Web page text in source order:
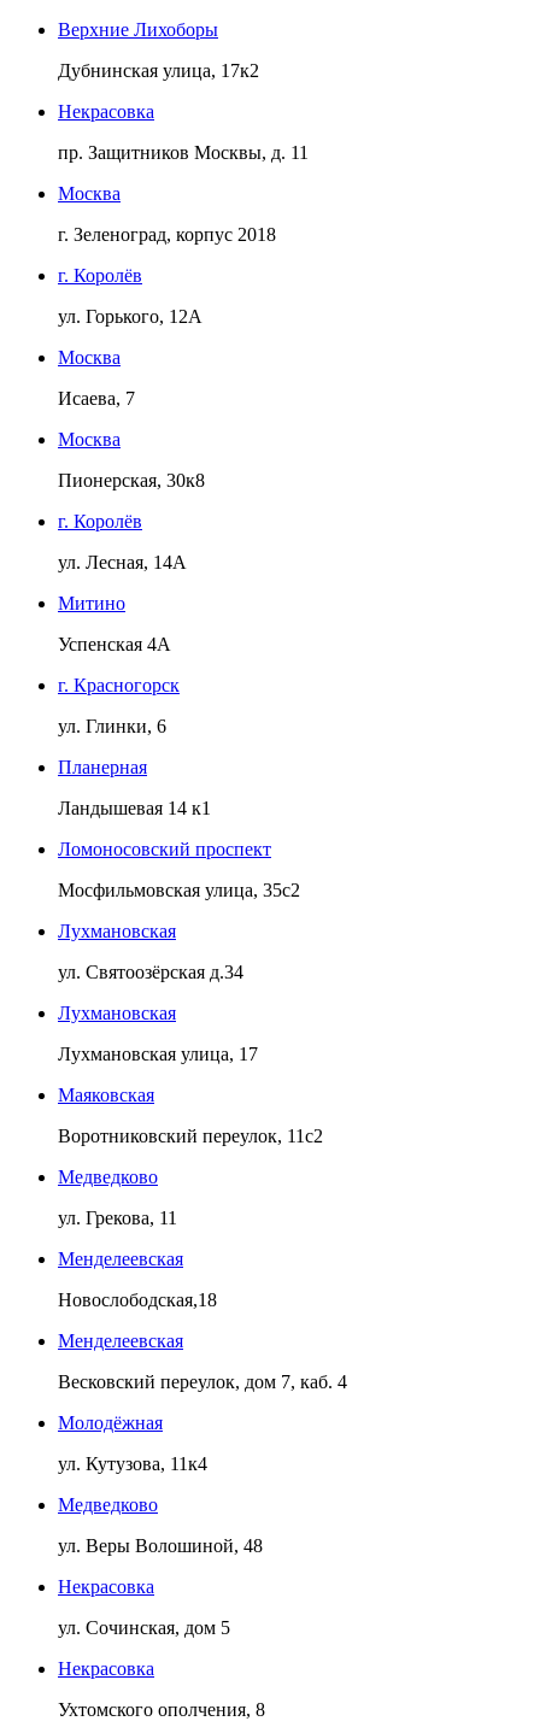
Верхние Лихоборы
Дубнинская улица, 17к2
Некрасовка
пр. Защитников Москвы, д. 11
Москва
г. Зеленоград, корпус 2018
г. Королёв
ул. Горького, 12А
Москва
Исаева, 7
Москва
Пионерская, 30к8
г. Королёв
ул. Лесная, 14А
Митино
Успенская 4А
г. Красногорск
ул. Глинки, 6
Планерная
Ландышевая 14 к1
Ломоносовский проспект
Мосфильмовская улица, 35с2
Лухмановская
ул. Святоозёрская д.34
Лухмановская
Лухмановская улица, 17
Маяковская
Воротниковский переулок, 11с2
Медведково
ул. Грекова, 11
Менделеевская
Новослободская,18
Менделеевская
Весковский переулок, дом 7, каб. 4
Молодёжная
ул. Кутузова, 11к4
Медведково
ул. Веры Волошиной, 48
Некрасовка
ул. Сочинская, дом 5
Некрасовка
Ухтомского ополчения, 8